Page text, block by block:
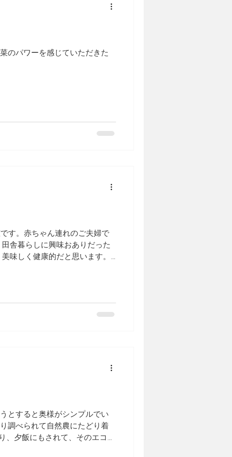
のパワーを感じていただきた
す。赤ちゃん連れのご夫婦で
舎暮らしに興味おありだった
味しく健康的だと思います。
とすると奥様がシンプルでい
調べられて自然農にたどり着
夕飯にもされて、そのエコぶ